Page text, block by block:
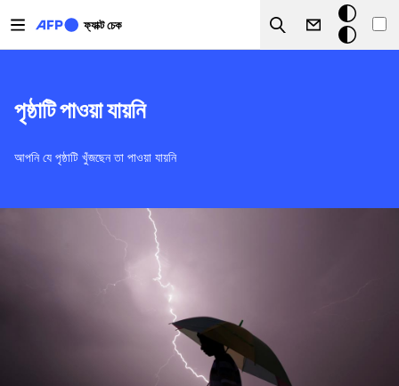
ফ্যাক্ট চেক
Search
ডার্ক
মোড
পৃষ্ঠাটি পাওয়া যায়নি
আপনি যে পৃষ্ঠাটি খুঁজছেন তা পাওয়া যায়নি